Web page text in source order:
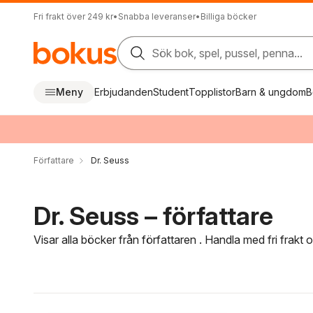
Fri frakt över 249 kr• Snabba leveranser• Billiga böcker
Sök bok, spel, pussel, penna...
Meny ErbjudandenStudentTopplistorBarn & ungdom
Författare Dr. Seuss
Dr. Seuss – författare
Visar alla böcker från författaren . Handla med fri frakt